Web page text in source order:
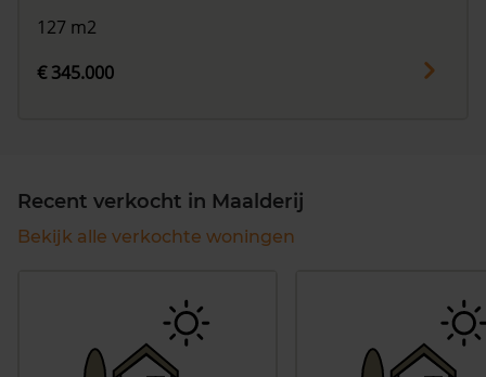
127 m2
€ 345.000
Recent verkocht in Maalderij
Bekijk alle verkochte woningen